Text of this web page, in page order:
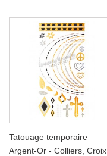
Tatouage temporaire
Argent-Or - Colliers, Croix